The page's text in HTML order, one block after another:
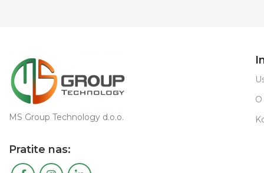
MS Group Technology d.o.o.
Pratite nas: